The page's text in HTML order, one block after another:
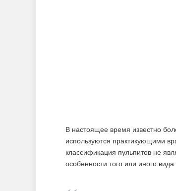
В настоящее время известно
используются практикующими
классификация пульпитов не
особенности того или иного вида